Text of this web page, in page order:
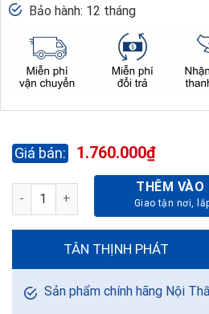
Bảo hành: 12 tháng
1.760.000₫
BÀN NHÂN VIÊN LUXURYTHÊM VÀO
TÂN THỊNH PHÁT
Sản phẩm chính hãng Nội